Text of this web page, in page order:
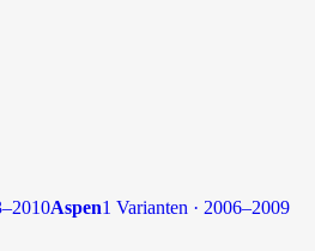
Aspen1 Varianten · 2006–2009